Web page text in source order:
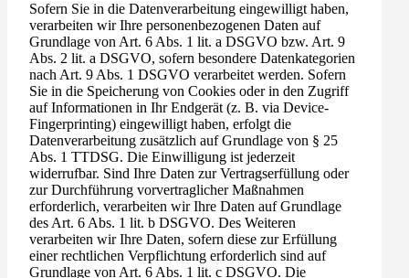
Sofern Sie in die Datenverarbeitung eingewilligt haben,
verarbeiten wir Ihre personenbezogenen Daten auf
Grundlage von Art. 6 Abs. 1 lit. a DSGVO bzw. Art. 9
Abs. 2 lit. a DSGVO, sofern besondere Datenkategorien
nach Art. 9 Abs. 1 DSGVO verarbeitet werden. Sofern
Sie in die Speicherung von Cookies oder in den Zugriff
auf Informationen in Ihr Endgerät (z. B. via Device-
Fingerprinting) eingewilligt haben, erfolgt die
Datenverarbeitung zusätzlich auf Grundlage von § 25
Abs. 1 TTDSG. Die Einwilligung ist jederzeit
widerrufbar. Sind Ihre Daten zur Vertragserfüllung oder
zur Durchführung vorvertraglicher Maßnahmen
erforderlich, verarbeiten wir Ihre Daten auf Grundlage
des Art. 6 Abs. 1 lit. b DSGVO. Des Weiteren
verarbeiten wir Ihre Daten, sofern diese zur Erfüllung
einer rechtlichen Verpflichtung erforderlich sind auf
Grundlage von Art. 6 Abs. 1 lit. c DSGVO. Die